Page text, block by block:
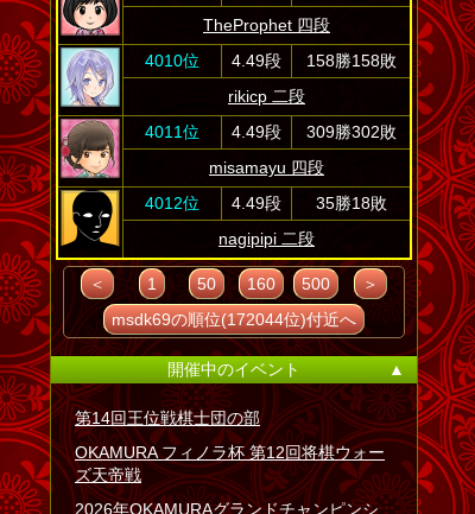
TheProphet 四段
4010位
4.49段
158勝158敗
rikicp 二段
4011位
4.49段
309勝302敗
misamayu 四段
4012位
4.49段
35勝18敗
nagipipi 二段
＜ 1 50 160 500
＞
msdk69の順位(172044位)付近へ
開催中のイベント ▲
第14回王位戦棋士団の部
OKAMURA フィノラ杯 第12回将棋ウォー
ズ天帝戦
2026年OKAMURAグランドチャンピンシ